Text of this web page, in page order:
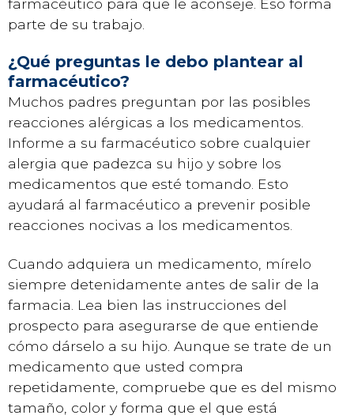
parte de su trabajo.
¿Qué preguntas le debo plantear al
farmacéutico?
Muchos padres preguntan por las posibles
reacciones alérgicas a los medicamentos.
Informe a su farmacéutico sobre cualquier
alergia que padezca su hijo y sobre los
medicamentos que esté tomando. Esto
ayudará al farmacéutico a prevenir posible
reacciones nocivas a los medicamentos.
Cuando adquiera un medicamento, mírelo
siempre detenidamente antes de salir de la
farmacia. Lea bien las instrucciones del
prospecto para asegurarse de que entiende
cómo dárselo a su hijo. Aunque se trate de un
medicamento que usted compra
repetidamente, compruebe que es del mismo
tamaño, color y forma que el que está